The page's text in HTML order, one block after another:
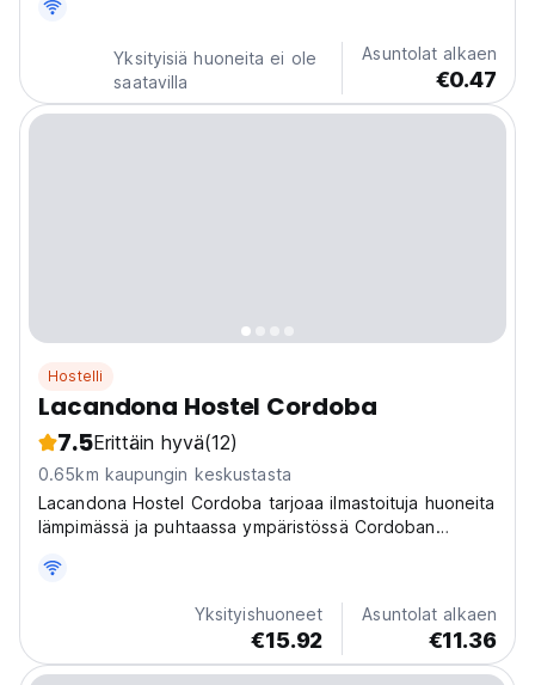
Yksityisiä huoneita ei ole
saatavilla
Asuntolat alkaen
€0.47
Hostelli
Lacandona Hostel Cordoba
7.5Erittäin hyvä(12)
0.65km kaupungin keskustasta
Lacandona Hostel Cordoba tarjoaa ilmastoituja huoneita
lämpimässä ja puhtaassa ympäristössä Cordoban
Yksityishuoneet
€15.92
Asuntolat alkaen
€11.36